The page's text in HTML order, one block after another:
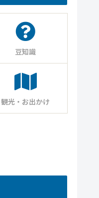
豆知識
観光・お出かけ